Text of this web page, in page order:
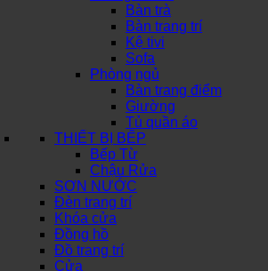
Bàn trà
Bàn trang trí
Kệ tivi
Sofa
Phòng ngủ
Bàn trang điểm
Giường
Tủ quần áo
THIẾT BỊ BẾP
Bếp Từ
Chậu Rửa
SƠN NƯỚC
Đèn trang trí
Khóa cửa
Đồng hồ
Đồ trang trí
Cửa